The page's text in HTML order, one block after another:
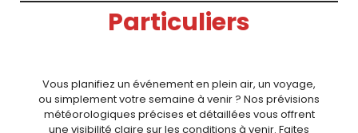
Particuliers
Vous planifiez un événement en plein air, un voyage,
ou simplement votre semaine à venir ? Nos prévisions
météorologiques précises et détaillées vous offrent
une visibilité claire sur les conditions à venir. Faites